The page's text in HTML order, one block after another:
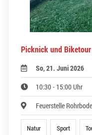
Picknick und
So, 21. Juni 2026
10:30 - 15:00 Uhr
Feuerstelle
Natur Sport